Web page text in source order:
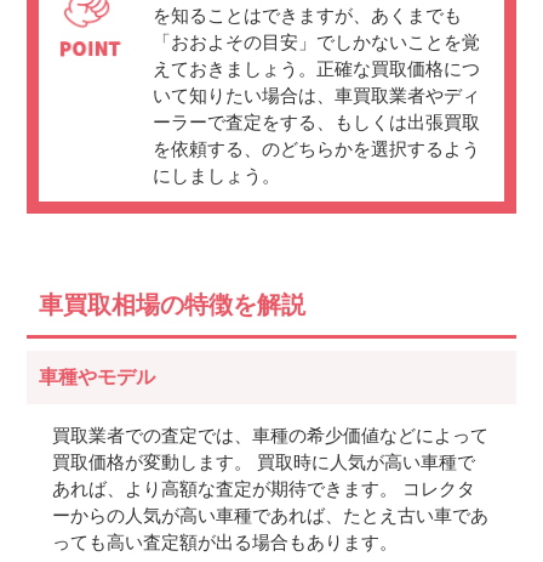
を知ることはできますが、あくまでも
「おおよその目安」でしかないことを覚
えておきましょう。正確な買取価格につ
いて知りたい場合は、車買取業者やディ
ーラーで査定をする、もしくは出張買取
を依頼する、のどちらかを選択するよう
にしましょう。
車買取相場の特徴を解説
車種やモデル
買取業者での査定では、車種の希少価値などによって
買取価格が変動します。 買取時に人気が高い車種で
あれば、より高額な査定が期待できます。 コレクタ
ーからの人気が高い車種であれば、たとえ古い車であ
っても高い査定額が出る場合もあります。